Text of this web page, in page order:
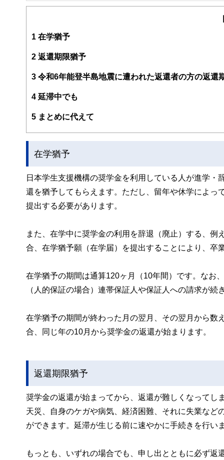
以上のリタイアメント層と３０〜５０歳代の独身女性か
1 在学猶予
2 返還期限猶予
3 令和6年能登半島地震に遭われた返還者の方の返還
4 延滞中でも
5 まとめに代えて
在学猶予
日本学生支援機構の奨学金を利用している人が進学
還を猶予してもらえます。ただし、留年や休学によっ
提出する必要があります。
また、在学中に奨学金の利用を辞退（廃止）する、
合、在学猶予願（在学届）を提出することにより、卒
在学猶予の期間は通算120ヶ月（10年間）です。なお
（人的保証の場合）連帯保証人や保証人への請求が続
在学猶予の期間が終わった月の翌月、その翌月から数
合、同じ年の10月から奨学金の返還が始まります。
返還期限猶予
奨学金の返還が始まってから、返還が難しくなって
天災、自身のケガや病気、経済困難、それに失業な
ができます。延滞が生じる前に速やかに手続きを行い
もっとも、いずれの場合でも、申し出とともに必ず